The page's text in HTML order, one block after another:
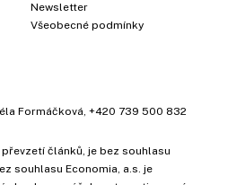
Newsletter
Všeobecné podmínky
Formáčková, +420 739 500 832
článků, je bez souhlasu
souhlasu Economia, a.s. je